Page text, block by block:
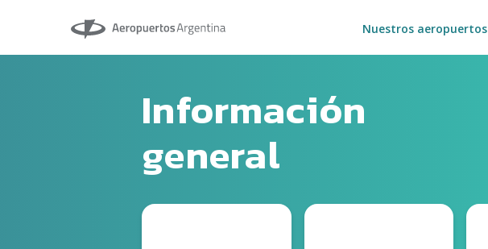
Aeropuertos Argentina Nuestros aeropuertos
Información
general